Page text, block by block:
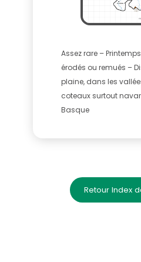
Assez rare –
érodés ou remués –
plaine, dans les
coteaux surtout
Basque
Retour Index